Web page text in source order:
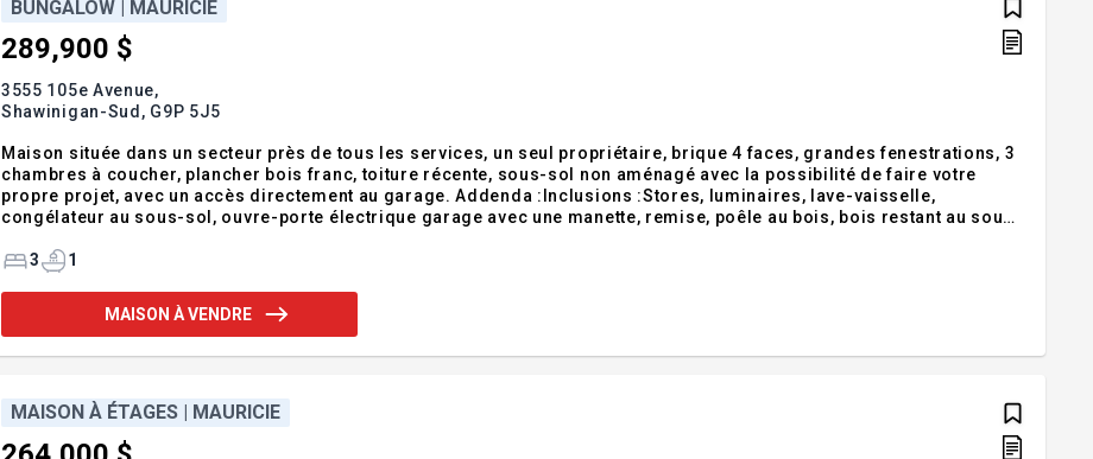
BUNGALOW | MAURICIE
289,900 $
3555 105e Avenue,
Shawinigan-Sud, G9P 5J5
Maison située dans un secteur près de tous les services, un seul propriétaire, brique 4 faces, grandes fenestrations, 3
chambres à coucher, plancher bois franc, toiture récente, sous-sol non aménagé avec la possibilité de faire votre
propre projet, avec un accès directement au garage. Addenda :Inclusions :Stores, luminaires, lave-vaisselle,
congélateur au sous-sol, ouvre-porte électrique garage avec une manette, remise, poêle au bois, bois restant au sous-
3
1
MAISON À VENDRE
MAISON À ÉTAGES | MAURICIE